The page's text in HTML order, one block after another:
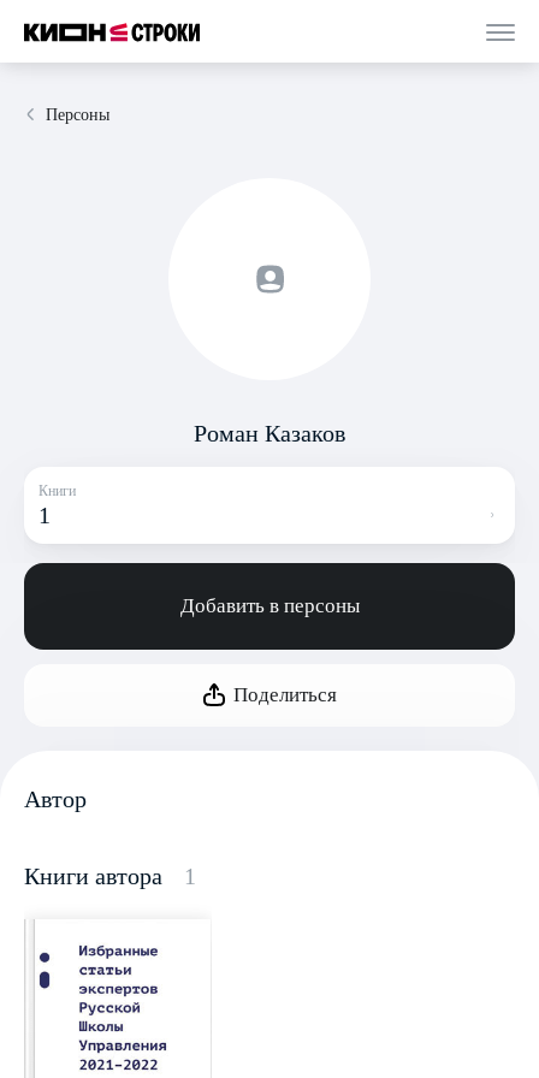
Персоны
Роман Казаков
Книги
1
Добавить в персоны
Поделиться
Автор
Книги автора 1